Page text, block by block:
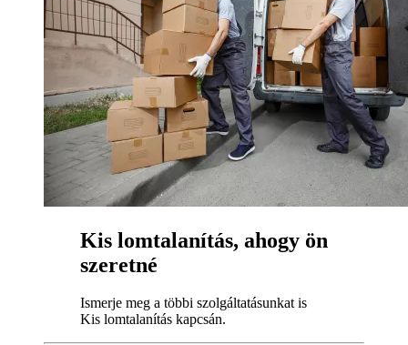
Kis lomtalanítás, ahogy ön
szeretné
Ismerje meg a többi szolgáltatásunkat is
Kis lomtalanítás kapcsán.